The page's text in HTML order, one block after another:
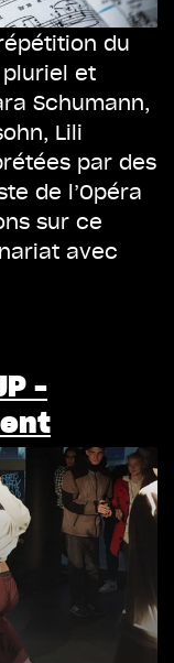
du
et
Schumann,
Lili
par des
de l’Opéra
sur ce
avec
–